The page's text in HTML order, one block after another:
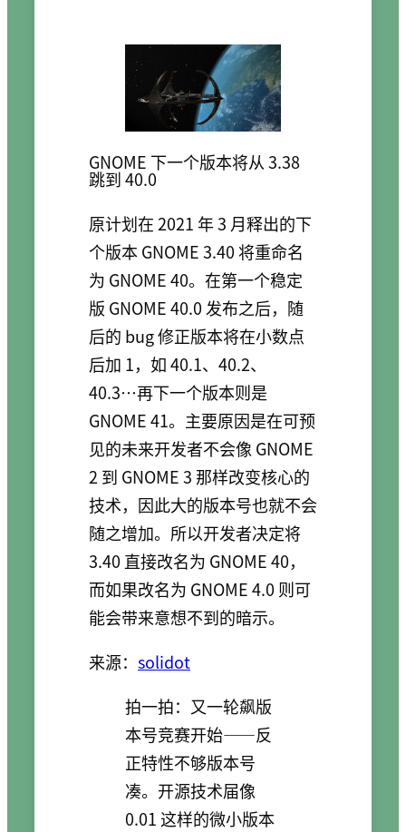
GNOME 下一个版本将从 3.38
跳到 40.0
原计划在 2021 年 3 月释出的下
个版本 GNOME 3.40 将重命名
为 GNOME 40。在第一个稳定
版 GNOME 40.0 发布之后，随
后的 bug 修正版本将在小数点
后加 1，如 40.1、40.2、
40.3…再下一个版本则是
GNOME 41。主要原因是在可预
见的未来开发者不会像 GNOME
2 到 GNOME 3 那样改变核心的
技术，因此大的版本号也就不会
随之增加。所以开发者决定将
3.40 直接改名为 GNOME 40，
而如果改名为 GNOME 4.0 则可
能会带来意想不到的暗示。
来源： solidot
拍一拍：又一轮飙版
本号竞赛开始——反
正特性不够版本号
凑。开源技术届像
0.01 这样的微小版本